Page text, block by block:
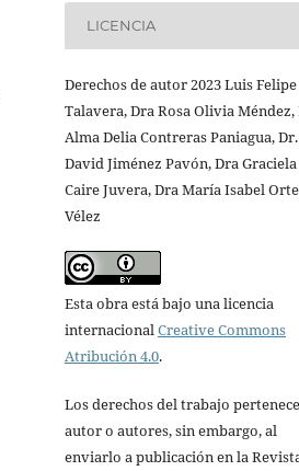
LICENCIA
Derechos de autor 2023 Luis Felipe
Talavera, Dra Rosa Olivia Méndez,
Alma Delia Contreras Paniagua, Dr.
David Jiménez Pavón, Dra Graciela
Caire Juvera, Dra María Isabel
Vélez
Esta obra está bajo una licencia
internacionalCreative Commons
Atribución 4.0.
Los derechos del trabajo
autor o autores, sin embargo, al
enviarlo a publicación en la